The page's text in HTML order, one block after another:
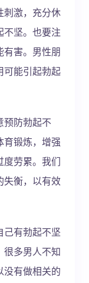
刺激，充分休
不坚。也要注
有害。男性朋
可能引起勃起
预防勃起不
育锻炼，增强
度劳累。我们
失衡，以有效
己有勃起不坚
很多男人不知
没有做相关的